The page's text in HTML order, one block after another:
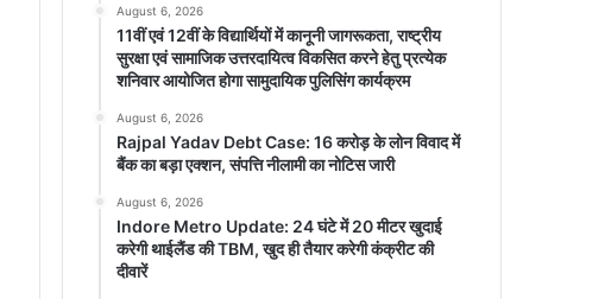
August 6, 2026
11वीं एवं 12वीं के विद्यार्थियों में कानूनी जागरूकता, राष्ट्रीय
सुरक्षा एवं सामाजिक उत्तरदायित्व विकसित करने हेतु प्रत्येक
शनिवार आयोजित होगा सामुदायिक पुलिसिंग कार्यक्रम
August 6, 2026
Rajpal Yadav Debt Case: 16 करोड़ के लोन विवाद में
बैंक का बड़ा एक्शन, संपत्ति नीलामी का नोटिस जारी
August 6, 2026
Indore Metro Update: 24 घंटे में 20 मीटर खुदाई
करेगी थाईलैंड की TBM, खुद ही तैयार करेगी कंक्रीट की
दीवारें